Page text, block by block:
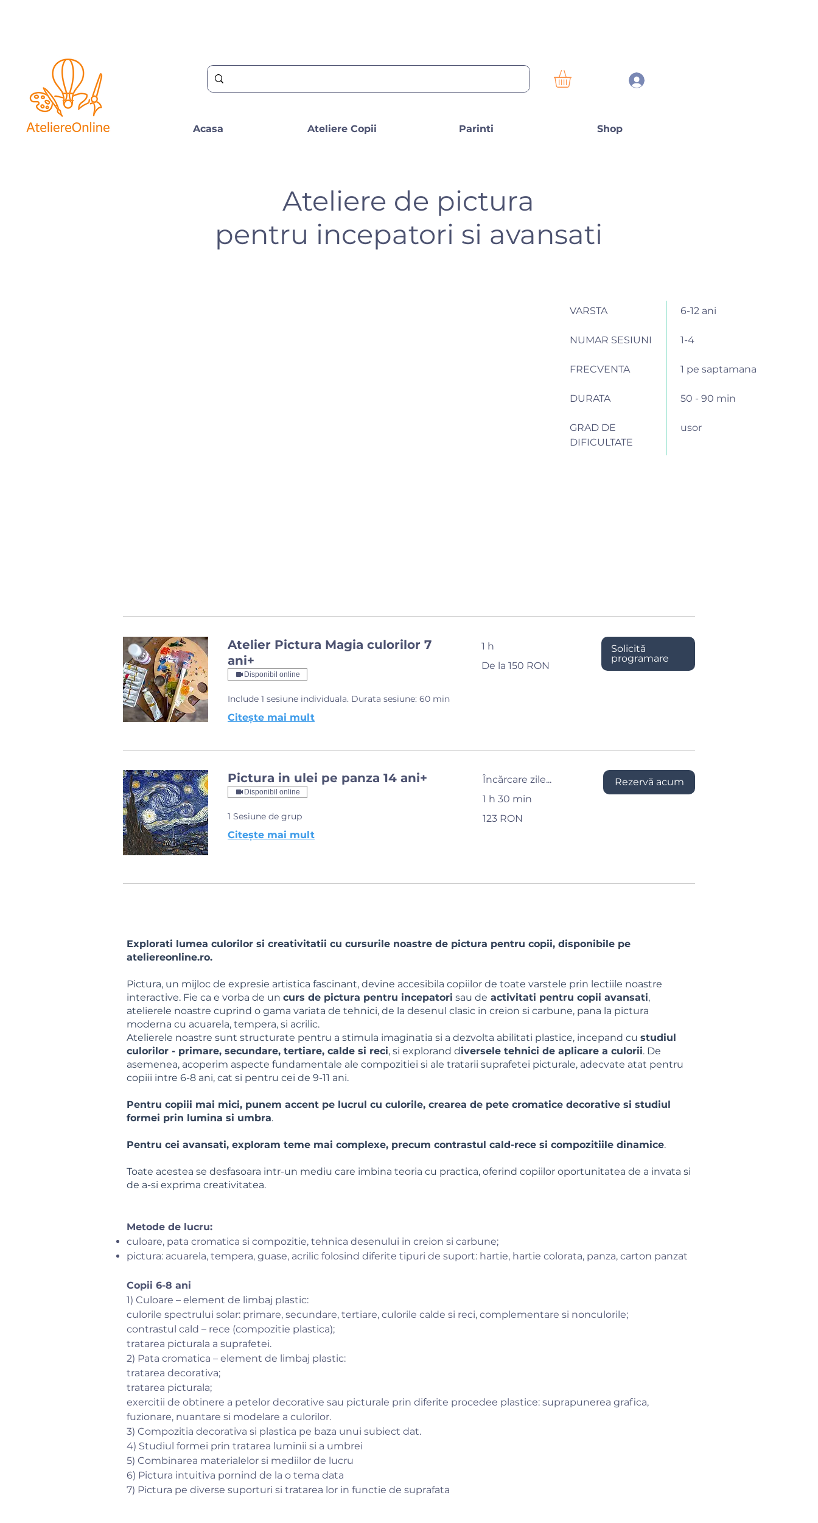
Acasa Ateliere Copii Parinti Shop
Ateliere de pictura
pentru incepatori si avansati
VARSTA
NUMAR SESIUNI
FRECVENTA
DURATA
GRAD DE
DIFICULTATE
6-12 ani
1-4
1 pe saptamana
50 - 90 min
usor
Atelier Pictura Magia culorilor 7
ani+
Disponibil online
Include 1 sesiune individuala. Durata sesiune: 60 min
Citește mai mult
1 h
De la 150 RON
Solicită
programare
Pictura in ulei pe panza 14 ani+
Disponibil online
1 Sesiune de grup
Citește mai mult
Încărcare zile...
1 h 30 min
de
123 RON
Rezervă acum
Explorati lumea culorilor si creativitatii cu cursurile noastre de pictura pentru copii, disponibile pe
ateliereonline.ro.
Pictura, un mijloc de expresie artistica fascinant, devine accesibila copiilor de toate varstele prin lectiile noastre
interactive. Fie ca e vorba de un curs de pictura pentru incepatori sau de activitati pentru copii avansati,
atelierele noastre cuprind o gama variata de tehnici, de la desenul clasic in creion si carbune, pana la pictura
moderna cu acuarela, tempera, si acrilic.
Atelierele noastre sunt structurate pentru a stimula imaginatia si a dezvolta abilitati plastice, incepand cu studiul
culorilor - primare, secundare, tertiare, calde si reci, si explorand diversele tehnici de aplicare a culorii. De
asemenea, acoperim aspecte fundamentale ale compozitiei si ale tratarii suprafetei picturale, adecvate atat pentru
copiii intre 6-8 ani, cat si pentru cei de 9-11 ani.
Pentru copiii mai mici, punem accent pe lucrul cu culorile, crearea de pete cromatice decorative si studiul
formei prin lumina si umbra.
Pentru cei avansati, exploram teme mai complexe, precum contrastul cald-rece si compozitiile dinamice.
Toate acestea se desfasoara intr-un mediu care imbina teoria cu practica, oferind copiilor oportunitatea de a invata si
de a-si exprima creativitatea.
Metode de lucru:
culoare, pata cromatica si compozitie, tehnica desenului in creion si carbune;
pictura: acuarela, tempera, guase, acrilic folosind diferite tipuri de suport: hartie, hartie colorata, panza, carton panzat
Copii 6-8 ani
1) Culoare – element de limbaj plastic:
culorile spectrului solar: primare, secundare, tertiare, culorile calde si reci, complementare si nonculorile;
contrastul cald – rece (compozitie plastica);
tratarea picturala a suprafetei.
2) Pata cromatica – element de limbaj plastic:
tratarea decorativa;
tratarea picturala;
exercitii de obtinere a petelor decorative sau picturale prin diferite procedee plastice: suprapunerea grafica,
fuzionare, nuantare si modelare a culorilor.
3) Compozitia decorativa si plastica pe baza unui subiect dat.
4) Studiul formei prin tratarea luminii si a umbrei
5) Combinarea materialelor si mediilor de lucru
6) Pictura intuitiva pornind de la o tema data
7) Pictura pe diverse suporturi si tratarea lor in functie de suprafata